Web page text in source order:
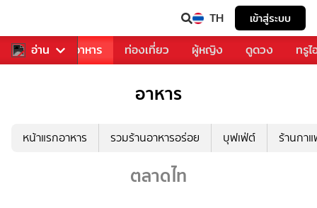
TH เข้าสู่ระบบ
อ่าน
การเพลง อาหาร ท่องเที่ยว ผู้หญิง ดูดวง ทรู
อาหาร
หน้าแรกอาหาร รวมร้านอาหารอร่อย บุฟเฟ่ต์ ร้านกา
ตลาดไท